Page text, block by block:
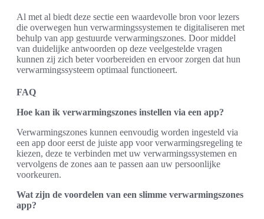
Al met al biedt deze sectie een waardevolle bron voor lezers
die overwegen hun verwarmingssystemen te digitaliseren met
behulp van app gestuurde verwarmingszones. Door middel
van duidelijke antwoorden op deze veelgestelde vragen
kunnen zij zich beter voorbereiden en ervoor zorgen dat hun
verwarmingssysteem optimaal functioneert.
FAQ
Hoe kan ik verwarmingszones instellen via een app?
Verwarmingszones kunnen eenvoudig worden ingesteld via
een app door eerst de juiste app voor verwarmingsregeling te
kiezen, deze te verbinden met uw verwarmingssystemen en
vervolgens de zones aan te passen aan uw persoonlijke
voorkeuren.
Wat zijn de voordelen van een slimme verwarmingszones
app?